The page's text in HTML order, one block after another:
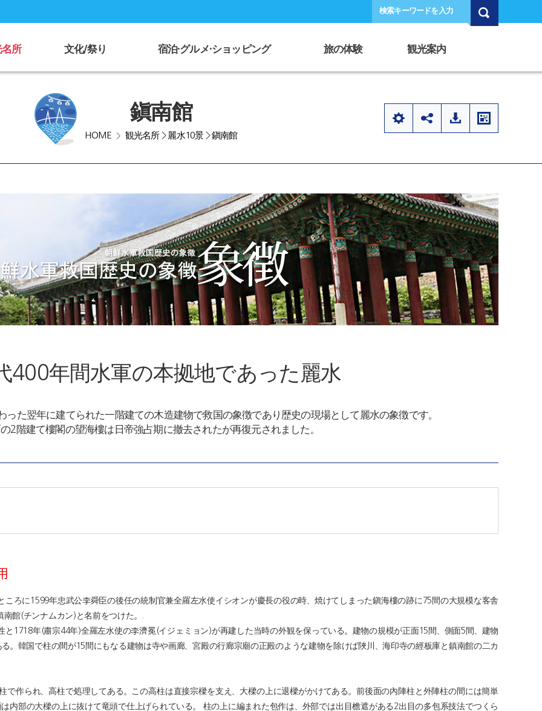
検索キーワードを入力
所 文化/祭り 宿泊·グルメ·ショッピング 旅の体験 観光案内
鎭南館
HOME > 観光名所> 麗水10景>鎭南館
400年間水軍の本拠地であった麗水
た翌年に建てられた一階建ての木造建物で救国の象徴であり歴史の現場として麗水の象徴です。
2階建て樓閣の望海樓は日帝強占期に撤去されたが再復元されました。
ろに1599年忠武公李舜臣の後任の統制官兼全羅左水使イシオンが慶長の役の時、焼けてしまった鎭海樓の跡に75間の大規模な客舎
館(チンナムカン)と名前をつけた。.
1718年(肅宗44年)全羅左水使の李濟冕(イジェミョン)が再建した当時の外観を保っている。建物の規模が正面15間、側面5間、建物
。韓国で柱の間が15間にもなる建物は寺や画廊、宮殿の行廊宗廟の正殿のような建物を除けば陜川、海印寺の經板庫と鎮南館の二カ
作られ、高柱で処理してある。この高柱は直接宗樑を支え、大樑の上に退樑がかけてある。前後面の內陣柱と外陣柱の間には簡単
内部の大樑の上に抜けて竜頭で仕上げられている。 柱の上に編まれた包作は、外部では出目檐遮がある2出目の多包系技法でつくら